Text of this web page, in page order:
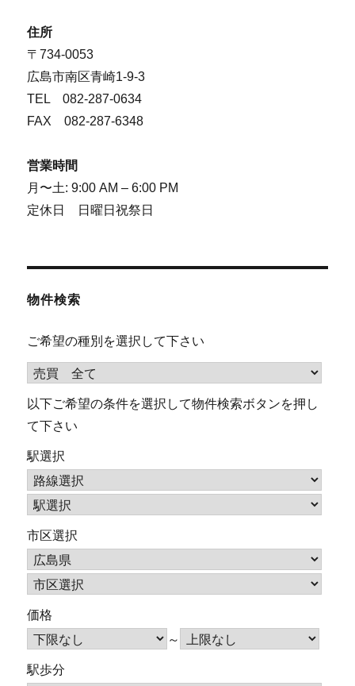
住所
〒734-0053
広島市南区青崎1-9-3
TEL 082-287-0634
FAX 082-287-6348
営業時間
月〜土: 9:00 AM – 6:00 PM
定休日 日曜日祝祭日
物件検索
ご希望の種別を選択して下さい
以下ご希望の条件を選択して物件検索ボタンを押し
て下さい
駅選択
市区選択
価格
～
駅歩分